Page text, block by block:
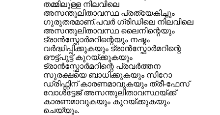
തമ്മിലുള്ള നിലവിലെ
അസന്തുലിതാവസ്ഥ പ്രത്യേകിച്ചും
ഗുരുതരമാണ്.പവർ ഗ്രിഡിലെ നിലവിലെ
അസന്തുലിതാവസ്ഥ ലൈനിന്റെയും
ട്രാൻസ്ഫോർമറിന്റെയും നഷ്ടം
വർദ്ധിപ്പിക്കുകയും ട്രാൻസ്ഫോർമറിന്റെ
ഔട്ട്പുട്ട് കുറയ്ക്കുകയും
ട്രാൻസ്ഫോർമറിന്റെ പ്രവർത്തന
സുരക്ഷയെ ബാധിക്കുകയും സീറോ
ഡ്രിഫ്റ്റിന് കാരണമാവുകയും ത്രീ-ഫേസ്
വോൾട്ടേജ് അസന്തുലിതാവസ്ഥയ്ക്ക്
കാരണമാവുകയും കുറയ്ക്കുകയും
ചെയ്യും.